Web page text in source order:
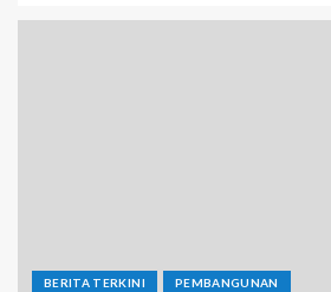
BERITA TERKINI PEMBANGUNAN